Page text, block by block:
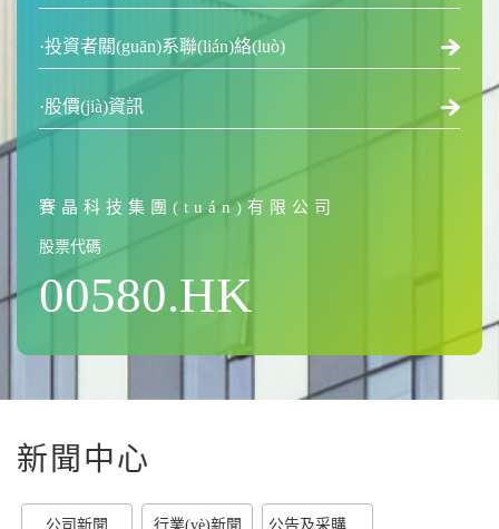
·投資者關(guān)系聯(lián)絡(luò)
·股價(jià)資訊
賽晶科技集團(tuán)有限公司
股票代碼
00580.HK
新聞中心
公司新聞 行業(yè)新聞